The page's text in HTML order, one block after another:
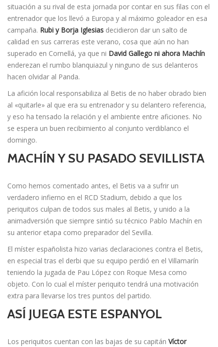
situación a su rival de esta jornada por contar en sus filas con el
entrenador que los llevó a Europa y al máximo goleador en esa
campaña. Rubi y Borja Iglesias decidieron dar un salto de
calidad en sus carreras este verano, cosa que aún no han
superado en Cornellá, ya que ni David Gallego ni ahora Machín
enderezan el rumbo blanquiazul y ninguno de sus delanteros
hacen olvidar al Panda.
La afición local responsabiliza al Betis de no haber obrado bien
al «quitarle» al que era su entrenador y su delantero referencia,
y eso ha tensado la relación y el ambiente entre aficiones. No
se espera un buen recibimiento al conjunto verdiblanco el
domingo.
MACHÍN Y SU PASADO SEVILLISTA
Como hemos comentado antes, el Betis va a sufrir un
verdadero infierno en el RCD Stadium, debido a que los
periquitos culpan de todos sus males al Betis, y unido a la
animadversión que siempre sintió su técnico Pablo Machín en
su anterior etapa como preparador del Sevilla.
El míster españolista hizo varias declaraciones contra el Betis,
en especial tras el derbi que su equipo perdió en el Villamarín
teniendo la jugada de Pau López con Roque Mesa como
objeto. Con lo cual el míster periquito tendrá una motivación
extra para llevarse los tres puntos del partido.
ASÍ JUEGA ESTE ESPANYOL
Los periquitos cuentan con las bajas de su capitán Víctor